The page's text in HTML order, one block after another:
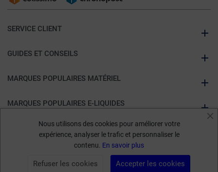
SERVICE CLIENT
GUIDES ET CONSEILS
MARQUES POPULAIRES MATÉRIEL
MARQUES POPULAIRES E-LIQUIDES
À PROPOS DE KUMULUS VAPE
Marchand approuvé par la Société des Avis Garantis,cliquez ici pour
vérifier.
Nous utilisons des cookies pour améliorer votre
expérience, analyser le trafic et personnaliser le
contenu. En savoir plus
Accepter les cookies
Refuser les cookies